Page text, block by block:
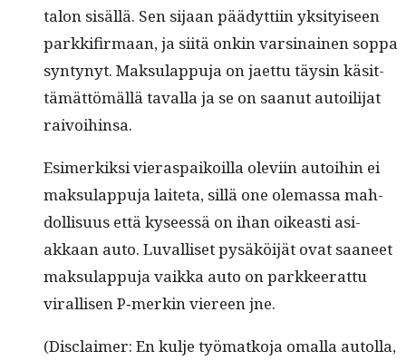
talon sisäl­lä. Sen sijaan päädyt­ti­in yksi­tyiseen
parkki­fir­maan, ja siitä onkin varsi­nainen sop­pa
syn­tynyt. Mak­su­lap­pu­ja on jaet­tu täysin käsit­
tämät­tömäl­lä taval­la ja se on saanut autoil­i­jat
raivoihinsa.
Esimerkik­si viera­s­paikoil­la ole­vi­in autoi­hin ei
mak­su­lap­pu­ja laite­ta, sil­lä one ole­mas­sa mah­
dol­lisu­us että kyseessä on ihan oikeasti asi­
akkaan auto. Luval­liset pysäköi­jät ovat saa­neet
mak­su­lap­pu­ja vaik­ka auto on park­keer­at­tu
viral­lisen P‑merkin viereen jne.
(Dis­claimer: En kul­je työ­matko­ja oma­l­la autol­la,